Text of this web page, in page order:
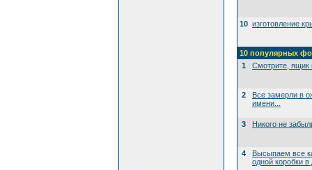
10 изготовление
10 популярных
1
Смотрите, ящик
2
Все замерли в
имени...
3 Никого не
4
Высыпаем все
одной коробки в